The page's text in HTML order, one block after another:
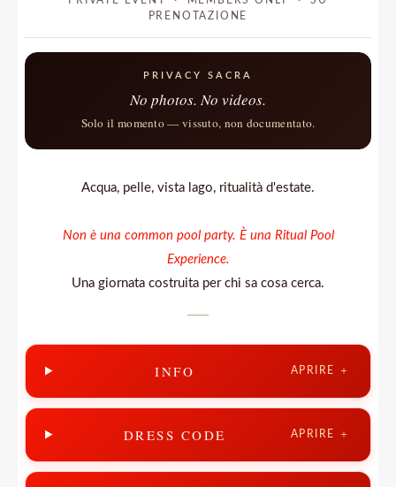
PRENOTAZIONE
PRIVACY SACRA
No photos. No videos.
Solo il momento — vissuto, non documentato.
Acqua, pelle, vista lago, ritualità d'estate.
Non è una common pool party. È una Ritual Pool
Experience.
Una giornata costruita per chi sa cosa cerca.
INFO APRIRE ＋
DRESS CODE APRIRE ＋